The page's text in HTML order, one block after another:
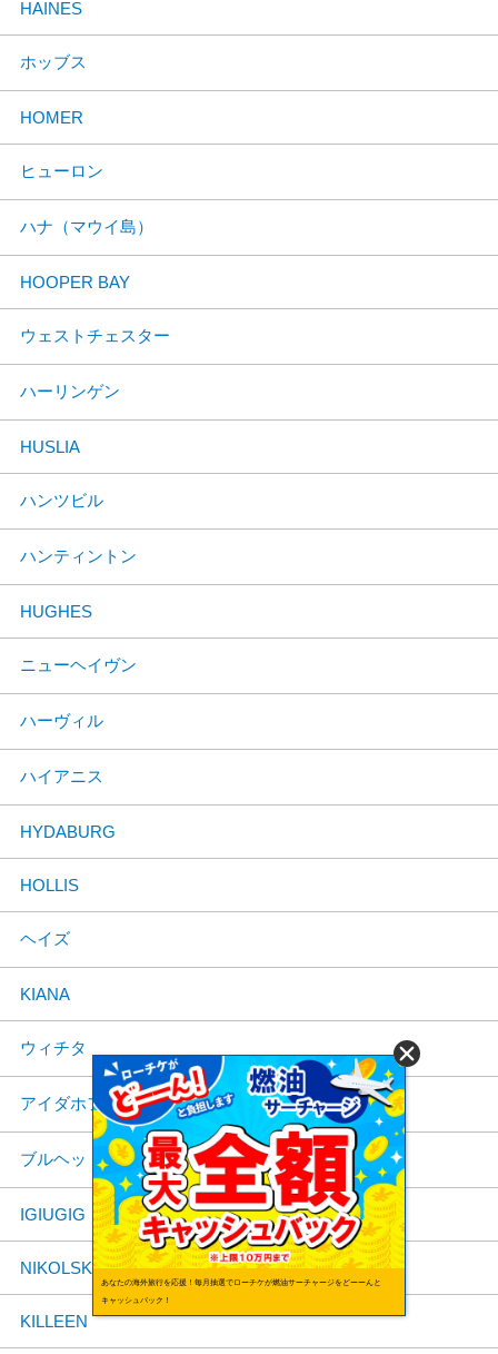
HAINES
ホッブス
HOMER
ヒューロン
ハナ（マウイ島）
HOOPER BAY
ウェストチェスター
ハーリンゲン
HUSLIA
ハンツビル
ハンティントン
HUGHES
ニューヘイヴン
ハーヴィル
ハイアニス
HYDABURG
HOLLIS
ヘイズ
KIANA
ウィチタ
アイダホフォールズ
ブルヘッドシティ
IGIUGIG
NIKOLSKI
KILLEEN
あなたの海外旅行を応援！毎月抽選でローチケが燃油サーチャージをどーーんと
キャッシュバック！